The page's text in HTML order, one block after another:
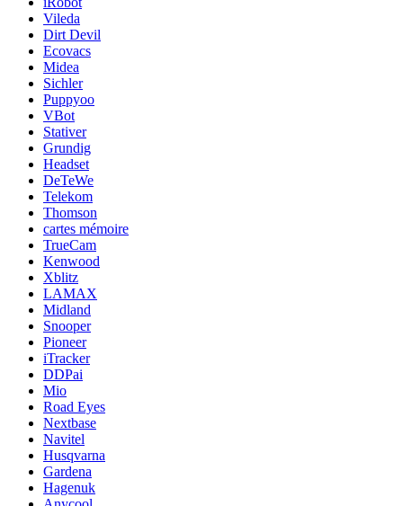
Vileda
Dirt Devil
Ecovacs
Midea
Sichler
Puppyoo
VBot
Stativer
Grundig
Headset
DeTeWe
Telekom
Thomson
cartes mémoire
TrueCam
Kenwood
Xblitz
LAMAX
Midland
Snooper
Pioneer
iTracker
DDPai
Mio
Road Eyes
Nextbase
Navitel
Husqvarna
Gardena
Hagenuk